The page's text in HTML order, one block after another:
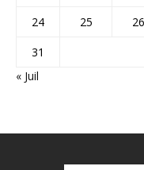
24
25 26
31
« Juil